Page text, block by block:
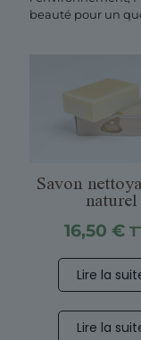
beauté pour un
Savonnaturel
16,50€
Lire la
Lire la